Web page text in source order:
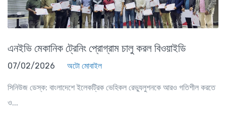
এনইভি মেকানিক ট্রেনিং প্রোগ্রাম চালু করল বিওয়াইডি
07/02/2026 অটো মোবাইল
সিনিউজ ডেস্ক: বাংলাদেশে ইলেকট্রিক ভেহিকল রেভ্যুলুশনকে আরও গতিশীল করতে
ও...